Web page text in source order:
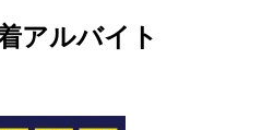
アルバイト